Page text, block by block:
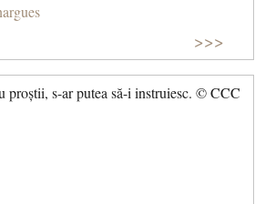
>>>
proștii, s-ar putea să-i instruiesc. © CCC